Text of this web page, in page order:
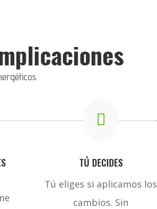

TÚ DECIDES
Tú eliges si aplicamos los
cambios. Sin